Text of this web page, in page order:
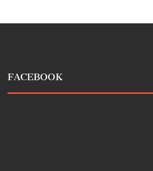
FACEBOOK